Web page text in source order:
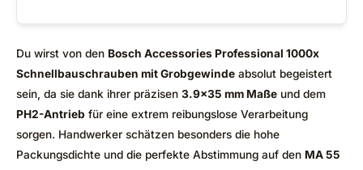
Du wirst von den Bosch Accessories Professional 1000x
Schnellbauschrauben mit Grobgewinde absolut begeistert
sein, da sie dank ihrer präzisen 3.9×35 mm Maße und dem
PH2-Antrieb für eine extrem reibungslose Verarbeitung
sorgen. Handwerker schätzen besonders die hohe
Packungsdichte und die perfekte Abstimmung auf den MA 55